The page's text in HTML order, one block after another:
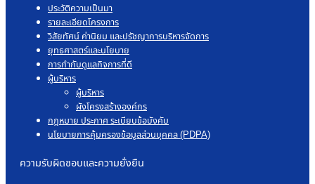
ประวัติความเป็นมา
รายละเอียดโครงการ
วิสัยทัศน์ ค่านิยม และปรัชญาการบริหารจัดการ
ยุทธศาสตร์และนโยบาย
การกำกับดูแลกิจการที่ดี
ผู้บริหาร
ผู้บริหาร
ผังโครงสร้างองค์กร
กฎหมาย ประกาศ ระเบียบข้อบังคับ
นโยบายการคุ้มครองข้อมูลส่วนบุคคล (PDPA)
ความรับผิดชอบและความยั่งยืน